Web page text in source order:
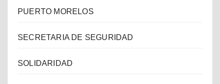
PUERTO MORELOS
SECRETARIA DE SEGURIDAD
SOLIDARIDAD